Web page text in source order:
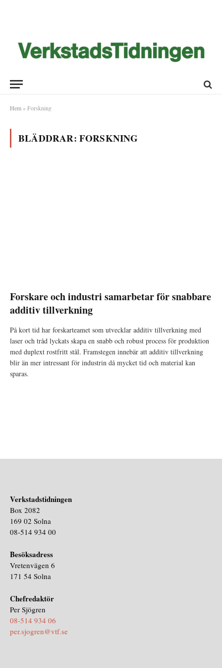
Hem » Forskning
BLÄDDRAR: FORSKNING
Forskare och industri samarbetar för snabbare
additiv tillverkning
På kort tid har forskarteamet som utvecklar additiv tillverkning med
laser och tråd lyckats skapa en snabb och robust process för produktion
med duplext rostfritt stål. Framstegen innebär att additiv tillverkning
blir än mer intressant för industrin då mycket tid och material kan
sparas.
Verkstadstidningen
Box 2082
169 02 Solna
08-514 934 00
Besöksadress
Vretenvägen 6
171 54 Solna
Chefredaktör
Per Sjögren
08-514 934 06
per.sjogren@vtf.se